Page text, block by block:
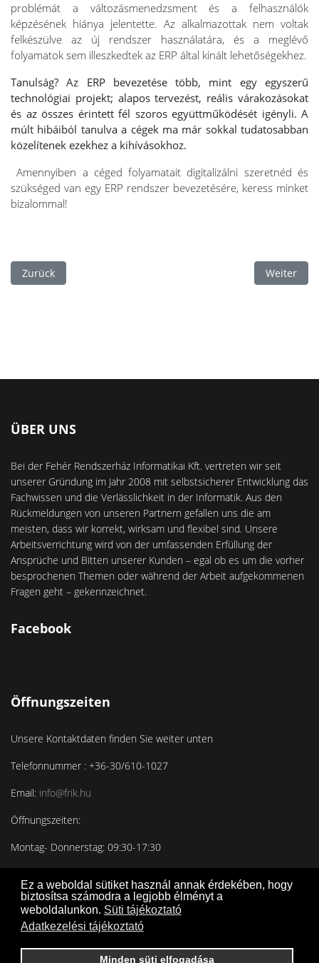
Ez a weboldal sütiket használ annak érdekében, hogy
biztosítsa számodra a legjobb élményt a
weboldalunkon. Süti tájékoztató
Adatkezelési tájékoztató
Minden süti elfogadása
problémát a változásmenedzsment és a felhasználók
képzésének hiánya jelentette. Az alkalmazottak nem voltak
felkészülve az új rendszer használatára, és a meglévő
folyamatok sem illeszkedtek az ERP által kínált lehetőségekhez.
Tanulság? Az ERP bevezetése több, mint egy egyszerű
technológiai projekt; alapos tervezést, reális várakozásokat
és az összes érintett fél szoros együttműködését igényli. A
múlt hibáiból tanulva a cégek ma már sokkal tudatosabban
közelítenek ezekhez a kihívásokhoz.
Amennyiben a céged folyamatait digitalizálni szeretnéd és
szükséged van egy ERP rendszer bevezetésére, keress minket
bizalommal!
Vorheriger Beitrag: Az ERP öt stratégiai előnye a
Zurück Nächster
Weiter
ÜBER UNS
Bei der Fehér Rendszerház Informatikai Kft. vertreten wir seit
unserer Gründung im Jahr 2008 mit selbstsicherer Entwicklung das
Fachwissen und die Verlässlichkeit in der Informatik. Aus den
Rückmeldungen von unseren Partnern gefallen uns die am
meisten, dass wir korrekt, wirksam und flexibel sind. Unsere
Arbeitsverrichtung wird von der umfassenden Erfüllung der
Ansprüche und Bitten unserer Kunden – egal ob es um die vorher
besprochenen Themen oder während der Arbeit aufgekommenen
Fragen geht – gekennzeichnet.
Facebook
Öffnungszeiten
Unsere Kontaktdaten finden Sie weiter unten
Telefonnummer : +36-30/610-1027
Email: info@frik.hu
Öffnungszeiten:
Montag- Donnerstag: 09:30-17:30